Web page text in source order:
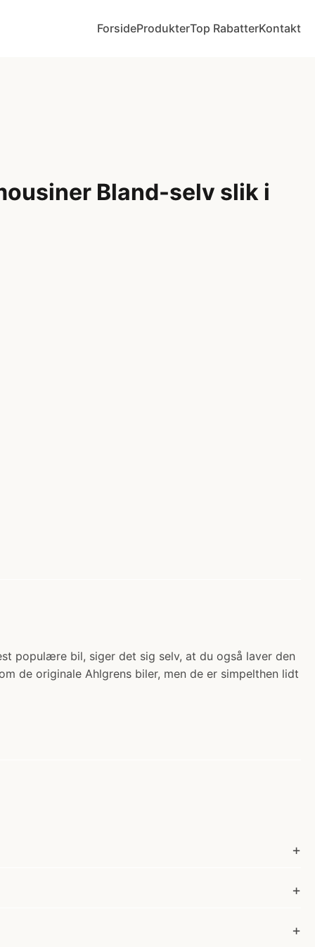
ForsideProdukterTop RabatterKontakt
Bland-selv slik i
populære bil, siger det sig selv, at du også laver den
de originale Ahlgrens biler, men de er simpelthen lidt